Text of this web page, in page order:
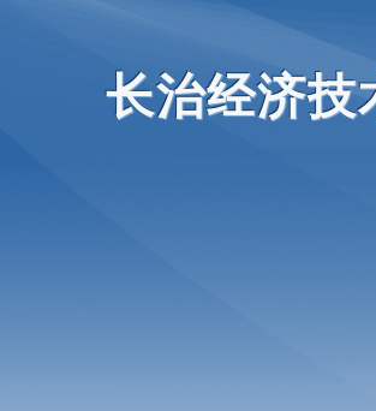
长治经济技